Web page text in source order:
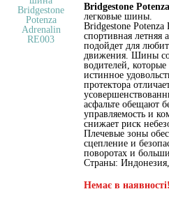
Bridgestone
легковые шины.
Bridgestone
спортивная летняя
подойдет для
движения. Шины
водителей,
истинное
протектора
асфальте обещают
управляемость и
снижает риск
Плечевые зоны
сцепление и
поворотах и
Страны:
Немає в наявності!